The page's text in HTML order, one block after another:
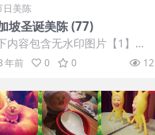
日美陈
坡圣诞美陈 (77)
内容包含无水印图片【1】张
通会员无障碍浏览 开通VIP会
年前 0 0 12